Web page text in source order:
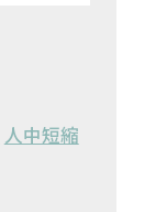
人中短縮